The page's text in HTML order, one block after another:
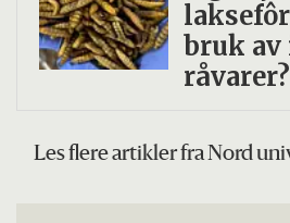
bruk
råvarer?
Les flere artikler fra Nord